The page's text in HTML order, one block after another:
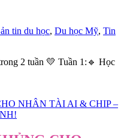
tin du học, Du học Mỹ, Tin
2 tuần 💛 Tuần 1:🔹 Học